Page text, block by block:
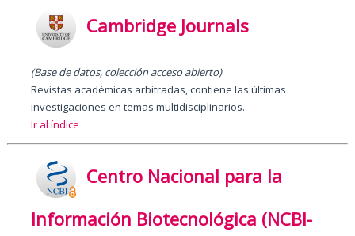
Cambridge Journals
(Base de datos, colección acceso abierto)
Revistas académicas arbitradas, contiene las últimas
investigaciones en temas multidisciplinarios.
Ir al índice
Centro Nacional para la
Información Biotecnológica (NCBI-